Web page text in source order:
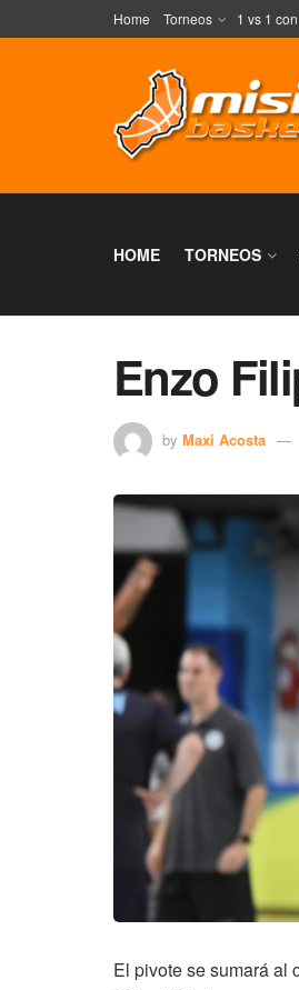
Home Torneos 1 vs 1
HOME TORNEOS
Enzo
by Maxi Acosta
El pivote se sumará al